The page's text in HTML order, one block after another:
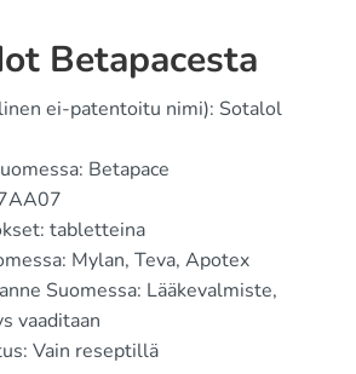
Betapacesta
ei-patentoitu nimi): Sotalol
Betapace
tabletteina
Mylan, Teva, Apotex
Suomessa: Lääkevalmiste,
vaaditaan
Vain reseptillä